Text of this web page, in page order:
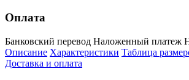
Оплата
Банковский перевод Наложенный платеж
Описание Характеристики Таблица
Доставка и оплата